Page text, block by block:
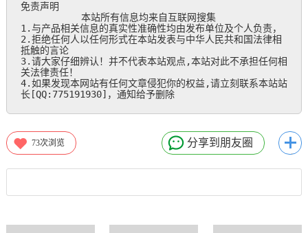
免责声明
本站所有信息均来自互联网搜集
1.与产品相关信息的真实性准确性均由发布单位及个人负责，
2.拒绝任何人以任何形式在本站发表与中华人民共和国法律相
抵触的言论
3.请大家仔细辨认！并不代表本站观点,本站对此不承担任何相
关法律责任！
4.如果发现本网站有任何文章侵犯你的权益,请立刻联系本站站
长[QQ:775191930]，通知给予删除
73次浏览 分享到朋友圈